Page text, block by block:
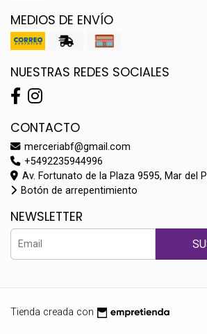
MEDIOS DE ENVÍO
NUESTRAS REDES SOCIALES
CONTACTO
merceriabf@gmail.com
+5492235944996
Av. Fortunato de la Plaza 9595, Mar del
Botón de arrepentimiento
NEWSLETTER
Tienda creada con